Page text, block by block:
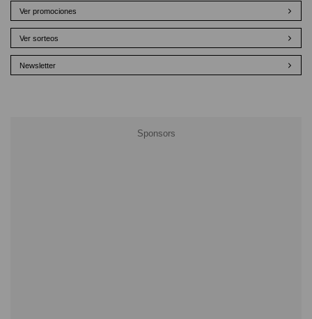
Ver promociones
Ver sorteos
Newsletter